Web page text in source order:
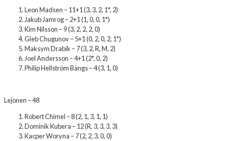
Leon Madsen – 11+1 (3, 3, 2, 1*, 2)
Jakub Jamrog – 2+1 (1, 0, 0, 1*)
Kim Nilsson – 9 (3, 2, 2, 2, 0)
Gleb Chugunov – 5+1 (0, 2, 0, 2, 1*)
Maksym Drabik – 7 (3, 2, R, M, 2)
Joel Andersson – 4+1 (2*, 0, 2)
Philip Hellström Bängs – 4 (3, 1, 0)
Lejonen – 48
Robert Chimel – 8 (2, 1, 3, 1, 1)
Dominik Kubera – 12 (R, 3, 3, 3, 3)
Kacper Woryna – 7 (2, 2, 3, 0, 0)